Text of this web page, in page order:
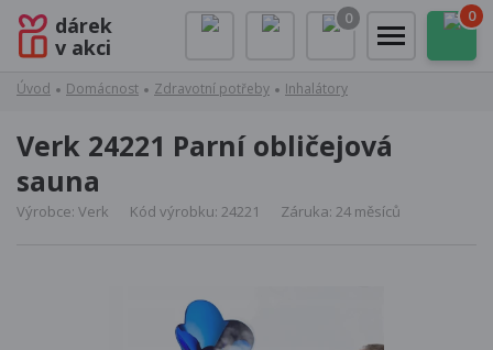
dárek
v akci
0 0
Úvod Domácnost Zdravotní potřeby Inhalátory
Verk 24221 Parní obličejová
sauna
Výrobce: Verk Kód výrobku: 24221 Záruka: 24 měsíců